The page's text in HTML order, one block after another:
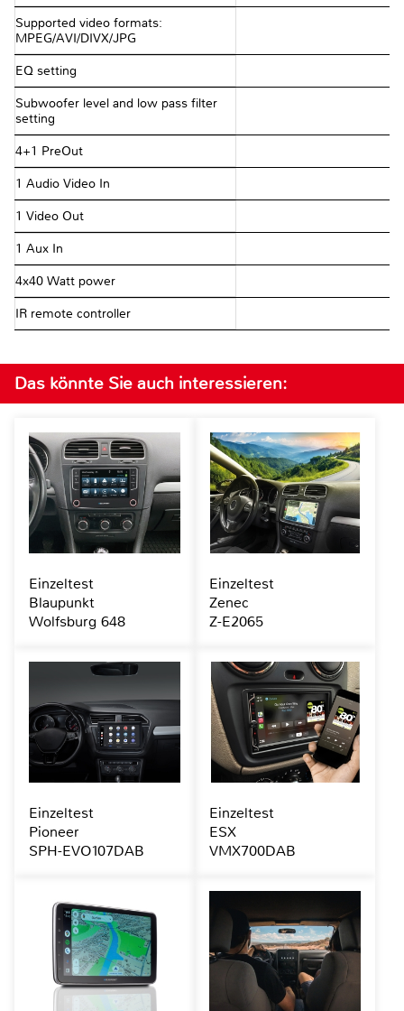
Supported video formats:
MPEG/AVI/DIVX/JPG
EQ setting
Subwoofer level and low pass filter
setting
4+1 PreOut
1 Audio Video In
1 Video Out
1 Aux In
4x40 Watt power
IR remote controller
Das könnte Sie auch interessieren:
Einzeltest
Blaupunkt
Wolfsburg 648
Einzeltest
Zenec
Z-E2065
Einzeltest
Pioneer
SPH-EVO107DAB
Einzeltest
ESX
VMX700DAB